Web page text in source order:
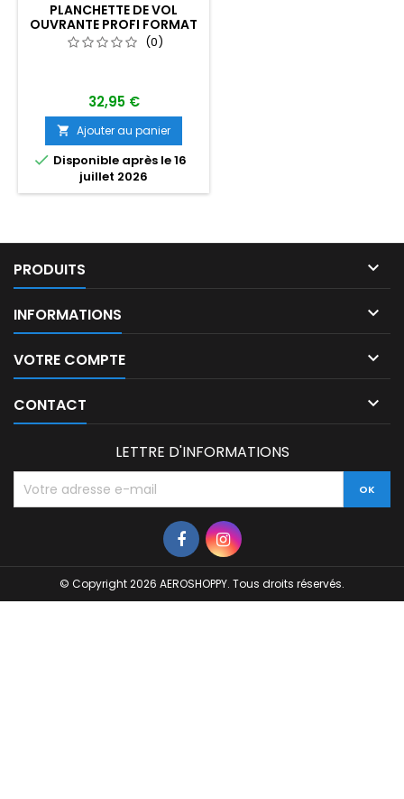
PLANCHETTE DE VOL
OUVRANTE PROFI FORMAT
A5
(0)
32,95 €
 Ajouter au panier
 Disponible après le 16
juillet 2026
PRODUITS 
INFORMATIONS 
VOTRE COMPTE 
CONTACT 
LETTRE D'INFORMATIONS
© Copyright 2026 AEROSHOPPY. Tous droits réservés.